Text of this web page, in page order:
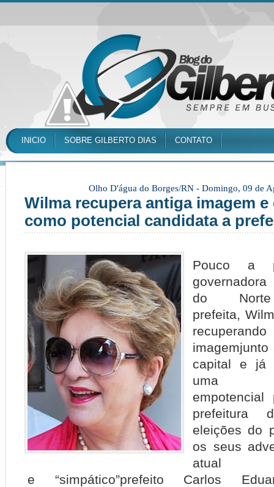
INICIO SOBRE GILBERTO DIAS CONTATO
Olho D'água do Borges/RN - Domingo, 09 de
Wilma recupera antiga imagem
como potencial candidata a
Pouco a
do
prefeita,
imagemjunto
capital e já
uma
empotencial
eleições do
os seus
atual
e “simpático”prefeito Carlos